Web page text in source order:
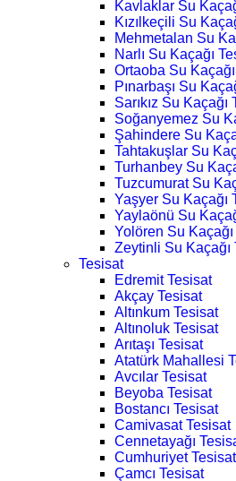
Kavlaklar Su
Kızılkeçili Su
Mehmetalan Su
Narlı Su Kaçağı
Ortaoba Su
Pınarbaşı Su
Sarıkız Su Kaçağı
Soğanyemez Su
Şahindere Su
Tahtakuşlar Su
Turhanbey Su
Tuzcumurat Su
Yaşyer Su Kaçağı
Yaylaönü Su
Yolören Su
Zeytinli Su Kaçağı
Tesisat
Edremit Tesisat
Akçay Tesisat
Altınkum Tesisat
Altınoluk Tesisat
Arıtaşı Tesisat
Atatürk Mahallesi
Avcılar Tesisat
Beyoba Tesisat
Bostancı Tesisat
Camivasat Tesisat
Cennetayağı
Cumhuriyet Tesisat
Çamcı Tesisat